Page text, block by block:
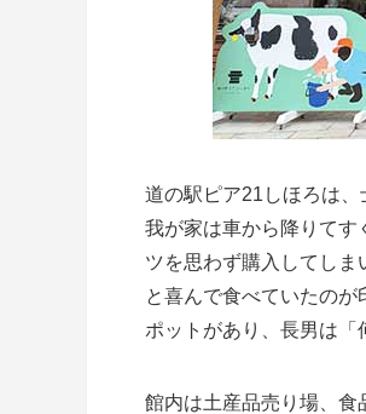
道の駅ピア21しほろは、
我が家は車から降りてす
ツを思わず購入してしま
と喜んで食べていたの
ポットがあり、長男は「
館内は土産品売り場、食